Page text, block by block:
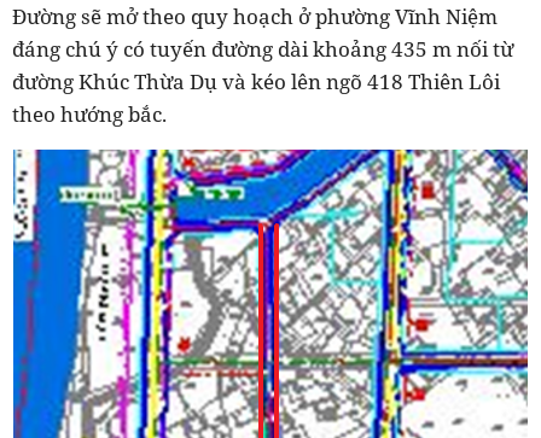
Đường sẽ mở theo quy hoạch ở phường Vĩnh Niệm
đáng chú ý có tuyến đường dài khoảng 435 m nối từ
đường Khúc Thừa Dụ và kéo lên ngõ 418 Thiên Lôi
theo hướng bắc.